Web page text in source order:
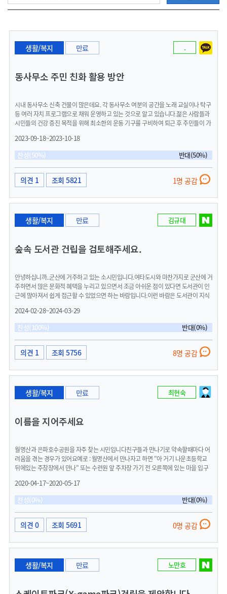
생활/복지 만료 .
동사무소 주민 친화 활용 방안
시내 동사무소 신축 건물이 많은데요. 각 동사무소 여분의 공간을 노래 교실이나 탁구
등 여러 자치 프로그램으로 채워 운영하고 있는 것으로 알고 있습니다.젊은 사람들과
시민들의 건강 증진 목적을 위해 최소한의 운동 기구를 구비하여 퇴근 후 주민들이 가
각으로 제안 해봅니다. 대부분의 프로그램이 낮에 이뤄지기 때문에 직장인의 접근이
어렵고 행정 적인 일 외에 방문이 쉽지 않은 주민과 동사무소의 거리를 줄일 수 있지
않을까 하며 글을 씁니다.
2023-09-18~2023-10-18
찬성(50%)
반대(50%)
의견 1 조회 5821 1명 공감
생활/복지 만료 김규대
숲속 도서관 건립을 검토해주세요.
안녕하십니까..군산에 거주하고 있는 소시민입니다.여타도시와 마찬가지로 군산에 거
주하면서 많은 문화적 혜택을 누리고 있으면서 조금 아쉬운 점이 있다면 도서관이 인
근에 많아져서 쉽게 접근할 수 있었으면 하는 바람입니다.이런 바람은 도서관이 지식
관은 사회의 모든 계층에게 평등한 기회를 제공하며, 지식과 정보에 대한 접근성을 높
여 사회의 발전에 기여합니다. 또한 시민들의 소통의 공간을 제공하면서 사회적 통합
에도 큰 역할을 하는 곳이라고 생각합니다. ​최근 가까운 전주시를 우연찮게 방문했을
때 숲속에 작은 도서관(건지산숲속작은도서관)이 있는 것을 보고 신선한 충격을 받았
습니다.일반적으로 도서관은 대단위 주거지 근처에 위치해서 시민들의 접근성을 고려
하는 것이라고 생각했는데..숲속 산책로에 작은도서관이 아기자기하게 조성되어 있어
서 주변환경과 너무 잘 어울리는 곳이라고 생각했습니다.깨끗한 공기와 푸른 나무들
이 어우러지고, 주변에 벤치와 어린이 숲속놀이터가 함께 있다면 군산의 대표적인 휴
식공간이 될 것이라고 생각합니다.물론 시민여론와 사회적합의, 각종 행정절차들이
수반되어야 하겠지만, 시민들이 자연에서 휴식하면서 독서를 할 수 있는 환경이 조성
을 드립니다.
2024-02-28~2024-03-29
찬성(100%)
반대(0%)
의견 1 조회 5756 8명 공감
생활/복지 만료 최현숙
이름을 지어주세요
월명산과 은파호수공원을 자주 찾는 시민입니다친구들과 만나기로 약속할때마다 어
려움을 겪는 경우가 있어요예로 : 월명산에서 만나자고 하면 "아 거기 나운초등학교
뒤에있는 주창장에서 만나" 또는 수련원 앞 주차장 가기 전 오른쪽에 있는 마을 입구
만나 아님 아예 삼일탑 부근에서 만나든가!" 라든가 금성교회쪽으로 올라오다 오른쪽
은 가파르니 명화학교 뒤쪽왼쪽 으로 방향을 틀어 그럼 거기 길이있어" 이런 식입니다
월명 호수공원도 진입로가 많은데 마찬가지 입니다입구나 주차장마다 옛 마을이 있었
으면 그 이름을 붙여 주시고 길 입구마다 사연을 찾아 이름을 붙여 펫말을 달아 주시면
우리 군산의 공원에 대한 애착도 더 깊어지고 찾아가기도 쉬울것 같아요 물론 네비게
이션으로도 찾아가게 해 주시고요
2020-04-17~2020-05-17
찬성(0%)
반대(0%)
의견 0 조회 5691 0명 공감
생활/복지 만료 노만호